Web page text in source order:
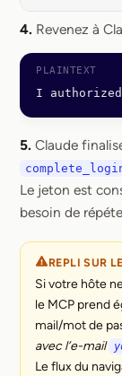
4. Revenez à
I
5. Claude
Le jeton est
besoin de
REPLI SUR
Si votre hôte
le MCP prend
mail/mot de
avec l’e-mail
Le flux du